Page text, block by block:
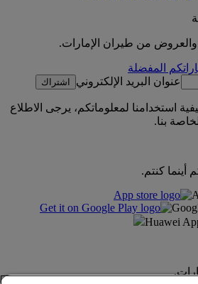
والعروض من طيران الإمارات.
المفضلة
عنوان البريد الإلكتروني
اشتراك
استخدامنا لمعلوماتكم، يرجى الاطلاع
بنا.
أينما كنتم.
Huawei